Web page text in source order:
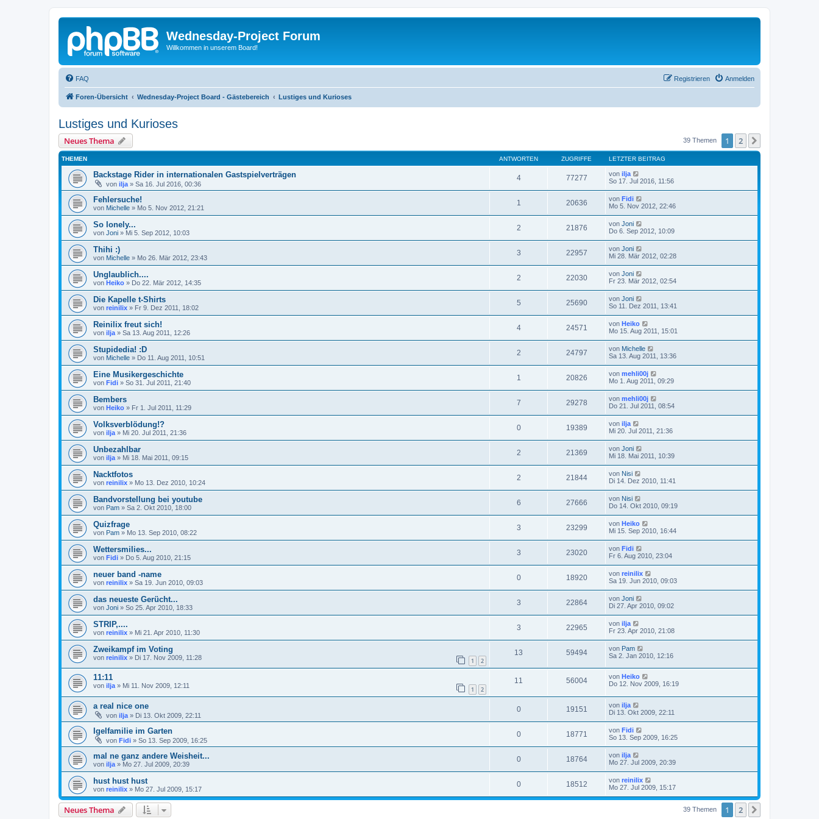
Wednesday-Project Forum
Willkommen in unserem Board!
FAQ Anmelden
Registrieren
Foren-Übersicht Wednesday-Project Board - Gästebereich Lustiges und Kurioses
Lustiges und Kurioses
Neues Thema 39 Themen 1 2
THEMEN ANTWORTEN ZUGRIFFE LETZTER BEITRAG
Backstage Rider in internationalen Gastspielverträgen
von ilja » Sa 16. Jul 2016, 00:36
4 77277 von ilja
So 17. Jul 2016, 11:56
Fehlersuche!
von Michelle » Mo 5. Nov 2012, 21:21
1 20636 von Fidi
Mo 5. Nov 2012, 22:46
So lonely...
von Joni » Mi 5. Sep 2012, 10:03
2 21876 von Joni
Do 6. Sep 2012, 10:09
Thihi :)
von Michelle » Mo 26. Mär 2012, 23:43
3 22957 von Joni
Mi 28. Mär 2012, 02:28
Unglaublich....
von Heiko » Do 22. Mär 2012, 14:35
2 22030 von Joni
Fr 23. Mär 2012, 02:54
Die Kapelle t-Shirts
von reinilix » Fr 9. Dez 2011, 18:02
5 25690 von Joni
So 11. Dez 2011, 13:41
Reinilix freut sich!
von ilja » Sa 13. Aug 2011, 12:26
4 24571 von Heiko
Mo 15. Aug 2011, 15:01
Stupidedia! :D
von Michelle » Do 11. Aug 2011, 10:51
2 24797 von Michelle
Sa 13. Aug 2011, 13:36
Eine Musikergeschichte
von Fidi » So 31. Jul 2011, 21:40
1 20826 von mehli00j
Mo 1. Aug 2011, 09:29
Bembers
von Heiko » Fr 1. Jul 2011, 11:29
7 29278 von mehli00j
Do 21. Jul 2011, 08:54
Volksverblödung!?
von ilja » Mi 20. Jul 2011, 21:36
0 19389 von ilja
Mi 20. Jul 2011, 21:36
Unbezahlbar
von ilja » Mi 18. Mai 2011, 09:15
2 21369 von Joni
Mi 18. Mai 2011, 10:39
Nacktfotos
von reinilix » Mo 13. Dez 2010, 10:24
2 21844 von Nisi
Di 14. Dez 2010, 11:41
Bandvorstellung bei youtube
von Pam » Sa 2. Okt 2010, 18:00
6 27666 von Nisi
Do 14. Okt 2010, 09:19
Quizfrage
von Pam » Mo 13. Sep 2010, 08:22
3 23299 von Heiko
Mi 15. Sep 2010, 16:44
Wettersmilies...
von Fidi » Do 5. Aug 2010, 21:15
3 23020 von Fidi
Fr 6. Aug 2010, 23:04
neuer band -name
von reinilix » Sa 19. Jun 2010, 09:03
0 18920 von reinilix
Sa 19. Jun 2010, 09:03
das neueste Gerücht...
von Joni » So 25. Apr 2010, 18:33
3 22864 von Joni
Di 27. Apr 2010, 09:02
STRIP,....
von reinilix » Mi 21. Apr 2010, 11:30
3 22965 von ilja
Fr 23. Apr 2010, 21:08
Zweikampf im Voting
von reinilix » Di 17. Nov 2009, 11:28 1 2
13 59494 von Pam
Sa 2. Jan 2010, 12:16
11:11
von ilja » Mi 11. Nov 2009, 12:11 1 2
11 56004 von Heiko
Do 12. Nov 2009, 16:19
a real nice one
von ilja » Di 13. Okt 2009, 22:11
0 19151 von ilja
Di 13. Okt 2009, 22:11
Igelfamilie im Garten
von Fidi » So 13. Sep 2009, 16:25
0 18771 von Fidi
So 13. Sep 2009, 16:25
mal ne ganz andere Weisheit...
von ilja » Mo 27. Jul 2009, 20:39
0 18764 von ilja
Mo 27. Jul 2009, 20:39
hust hust hust
von reinilix » Mo 27. Jul 2009, 15:17
0 18512 von reinilix
Mo 27. Jul 2009, 15:17
Neues Thema 39 Themen 1 2